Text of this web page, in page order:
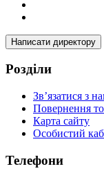
Написати директору
Розділи
Зв’язатися з
Повернення
Карта сайту
Особистий
Телефони